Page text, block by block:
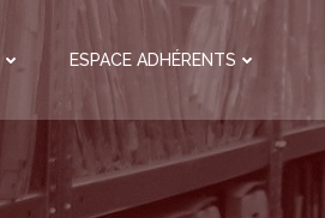
ESPACE ADHÉRENTS